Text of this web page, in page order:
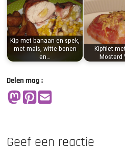
Kip met banaan en spek,
met mais, witte bonen
en…
Kipfilet
Mosterd
Delen mag :
Geef een reactie